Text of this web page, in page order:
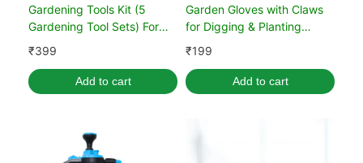
Gardening Tools Kit (5
Gardening Tool Sets) For
Home Gardening
₹399
Add to cart
Garden Gloves with Claws
for Digging & Planting
(Unisex, Green)
₹199
Add to cart